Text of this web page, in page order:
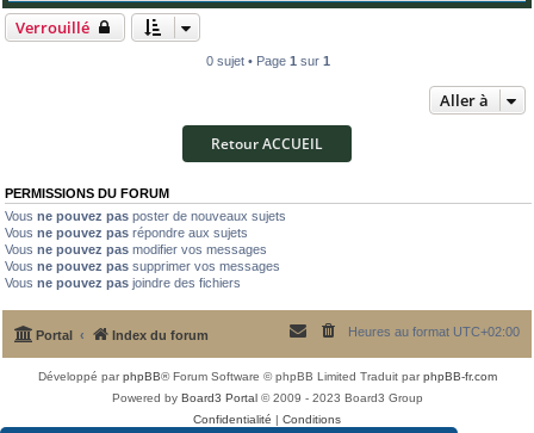
Verrouillé
0 sujet • Page 1 sur 1
Aller à
Retour ACCUEIL
PERMISSIONS DU FORUM
Vous ne pouvez pas poster de nouveaux sujets
Vous ne pouvez pas répondre aux sujets
Vous ne pouvez pas modifier vos messages
Vous ne pouvez pas supprimer vos messages
Vous ne pouvez pas joindre des fichiers
Portal Index du forum Heures au format UTC+02:00
Développé parphpBB® Forum Software © phpBB Limited Traduit parphpBB-fr.com
Powered by Board3 Portal© 2009 - 2023 Board3 Group
Confidentialité | Conditions